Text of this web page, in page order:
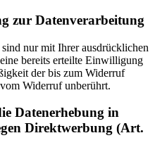
zur Datenverarbeitung
nur mit Ihrer ausdrücklichen
bereits erteilte Einwilligung
der bis zum Widerruf
Widerruf unberührt.
Datenerhebung in
Direktwerbung (Art.